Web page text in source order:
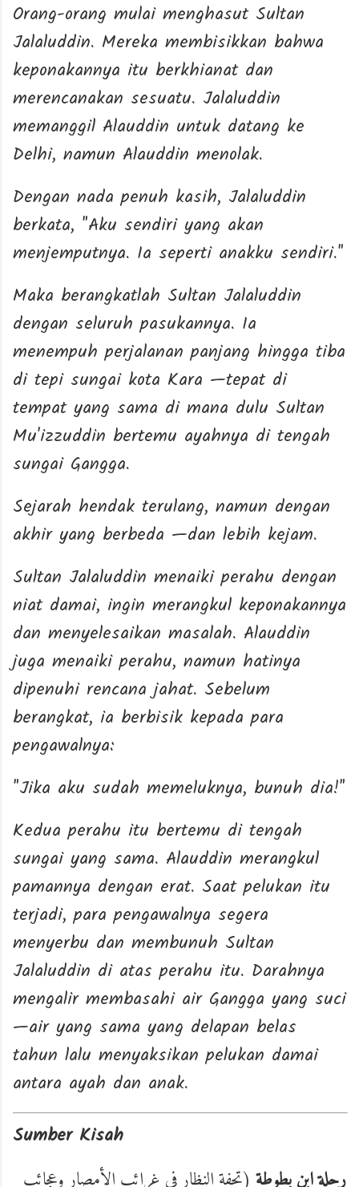
Orang-orang mulai menghasut Sultan
Jalaluddin. Mereka membisikkan bahwa
keponakannya itu berkhianat dan
merencanakan sesuatu. Jalaluddin
memanggil Alauddin untuk datang ke
Delhi, namun Alauddin menolak.
Dengan nada penuh kasih, Jalaluddin
berkata, "Aku sendiri yang akan
menjemputnya. Ia seperti anakku sendiri."
Maka berangkatlah Sultan Jalaluddin
dengan seluruh pasukannya. Ia
menempuh perjalanan panjang hingga tiba
di tepi sungai kota Kara —tepat di
tempat yang sama di mana dulu Sultan
Mu'izzuddin bertemu ayahnya di tengah
sungai Gangga.
Sejarah hendak terulang, namun dengan
akhir yang berbeda —dan lebih kejam.
Sultan Jalaluddin menaiki perahu dengan
niat damai, ingin merangkul keponakannya
dan menyelesaikan masalah. Alauddin
juga menaiki perahu, namun hatinya
dipenuhi rencana jahat. Sebelum
berangkat, ia berbisik kepada para
pengawalnya:
"Jika aku sudah memeluknya, bunuh dia!"
Kedua perahu itu bertemu di tengah
sungai yang sama. Alauddin merangkul
pamannya dengan erat. Saat pelukan itu
terjadi, para pengawalnya segera
menyerbu dan membunuh Sultan
Jalaluddin di atas perahu itu. Darahnya
mengalir membasahi air Gangga yang suci
—air yang sama yang delapan belas
tahun lalu menyaksikan pelukan damai
antara ayah dan anak.
Sumber Kisah
رحلة ابن بطوطة (تحفة النظار في غرائب الأمصار وعجائب